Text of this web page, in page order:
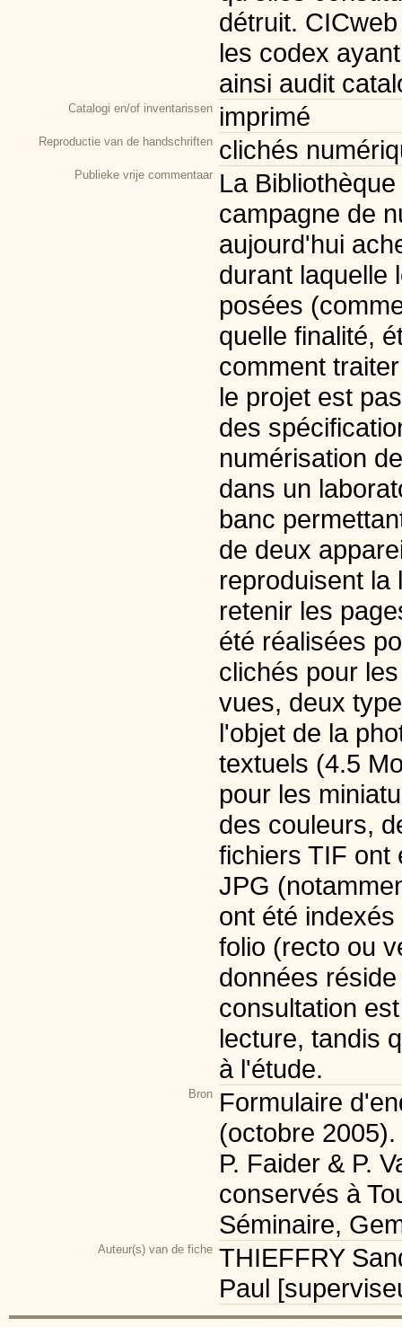
détruit.
les codex
ainsi audit
Catalogi en/of inventarissen imprimé
Reproductie van de handschriften clichés
Publieke vrije commentaar La
campagne de
aujourd'hui
durant laquelle
posées
quelle finalité,
comment
le projet est
des
numérisation
dans un
banc
de deux
reproduisent la
retenir les
été réalisées
clichés pour
vues, deux
l'objet de la
textuels (4.5
pour les
des couleurs,
fichiers TIF ont
JPG
ont été
folio (recto ou
données
consultation
lecture, tandis
à l'étude.
Bron Formulaire
(octobre 2005).
P. Faider & P.
conservés à
Séminaire,
Auteur(s) van de fiche THIEFFRY
Paul